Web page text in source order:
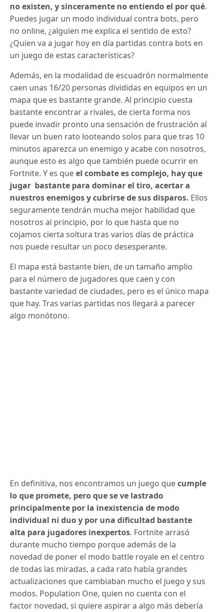
no existen, y sinceramente no entiendo el por qué.
Puedes jugar un modo individual contra bots, pero
no online, ¿alguien me explica el sentido de esto?
¿Quien va a jugar hoy en día partidas contra bots en
un juego de estas características?
Además, en la modalidad de escuadrón normalmente
caen unas 16/20 personas divididas en equipos en un
mapa que es bastante grande. Al principio cuesta
bastante encontrar a rivales, de cierta forma nos
puede invadir pronto una sensación de frustración al
llevar un buen rato looteando solos para que tras 10
minutos aparezca un enemigo y acabe con nosotros,
aunque esto es algo que también puede ocurrir en
Fortnite. Y es queel combate es complejo, hay que
jugar bastante para dominar el tiro, acertar a
nuestros enemigos y cubrirse de sus disparos. Ellos
seguramente tendrán mucha mejor habilidad que
nosotros al principio, por lo que hasta que no
cojamos cierta soltura tras varios días de práctica
nos puede resultar un poco desesperante.
El mapa está bastante bien, de un tamaño amplio
para el número de jugadores que caen y con
bastante variedad de ciudades, pero es el único mapa
que hay. Tras varias partidas nos llegará a parecer
algo monótono.
En definitiva, nos encontramos un juego quecumple
lo que promete, pero que se ve lastrado
principalmente por la inexistencia de modo
individual ni duo y por una dificultad bastante
alta para jugadores inexpertos. Fortnite arrasó
durante mucho tiempo porque además de la
novedad de poner el modo battle royale en el centro
de todas las miradas, a cada rato había grandes
actualizaciones que cambiaban mucho el juego y sus
modos. Population One, quien no cuenta con el
factor novedad, si quiere aspirar a algo más debería